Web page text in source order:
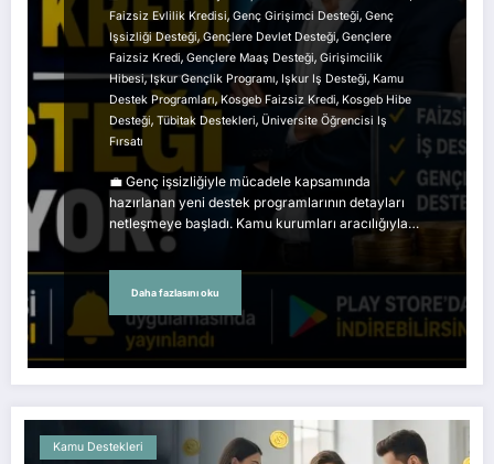
Faizsiz Evlilik Kredisi, Genç Girişimci Desteği, Genç
Işsizliği Desteği, Gençlere Devlet Desteği, Gençlere
Faizsiz Kredi, Gençlere Maaş Desteği, Girişimcilik
Hibesi,Işkur Gençlik Programı, Işkur Iş Desteği, Kamu
Destek Programları,Kosgeb Faizsiz Kredi, Kosgeb Hibe
Desteği, Tübitak Destekleri, Üniversite Öğrencisi Iş
Fırsatı
💼 Genç işsizliğiyle mücadele kapsamında
hazırlanan yeni destek programlarının detayları
netleşmeye başladı. Kamu kurumları aracılığıyla…
Daha fazlasını oku
Kamu Destekleri